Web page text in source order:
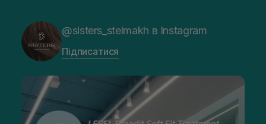
@sisters_stelmakh в Instagram
Підписатися